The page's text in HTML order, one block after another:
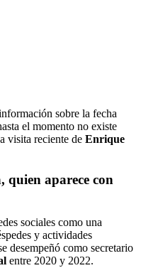
sobre la fecha
el momento no existe
visita reciente de Enrique
quien aparece con
sociales como una
y actividades
desempeñó como secretario
entre 2020 y 2022.